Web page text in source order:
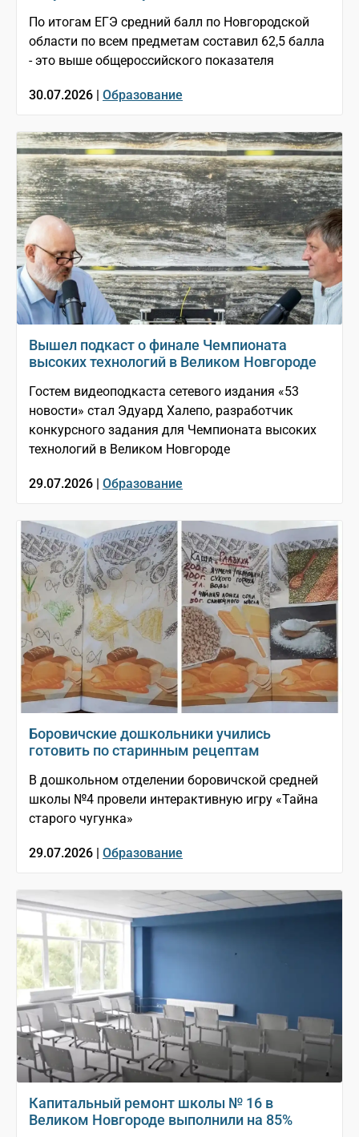
По итогам ЕГЭ средний балл по Новгородской
области по всем предметам составил 62,5 балла
- это выше общероссийского показателя
30.07.2026 | Образование
Вышел подкаст о финале Чемпионата
высоких технологий в Великом Новгороде
Гостем видеоподкаста сетевого издания «53
новости» стал Эдуард Халепо, разработчик
конкурсного задания для Чемпионата высоких
технологий в Великом Новгороде
29.07.2026 | Образование
Боровичские дошкольники учились
готовить по старинным рецептам
В дошкольном отделении боровичской средней
школы №4 провели интерактивную игру «Тайна
старого чугунка»
29.07.2026 | Образование
Капитальный ремонт школы № 16 в
Великом Новгороде выполнили на 85%